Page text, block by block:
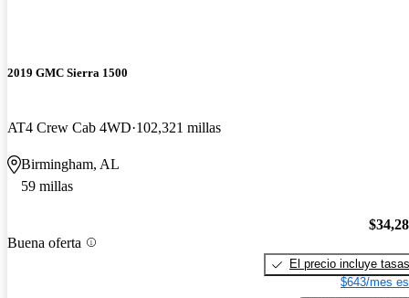
2019 GMC Sierra 1500
AT4 Crew Cab 4WD 102,321 millas
Birmingham, AL
59 millas
Buena oferta
El precio incluye tasas
$643/mes